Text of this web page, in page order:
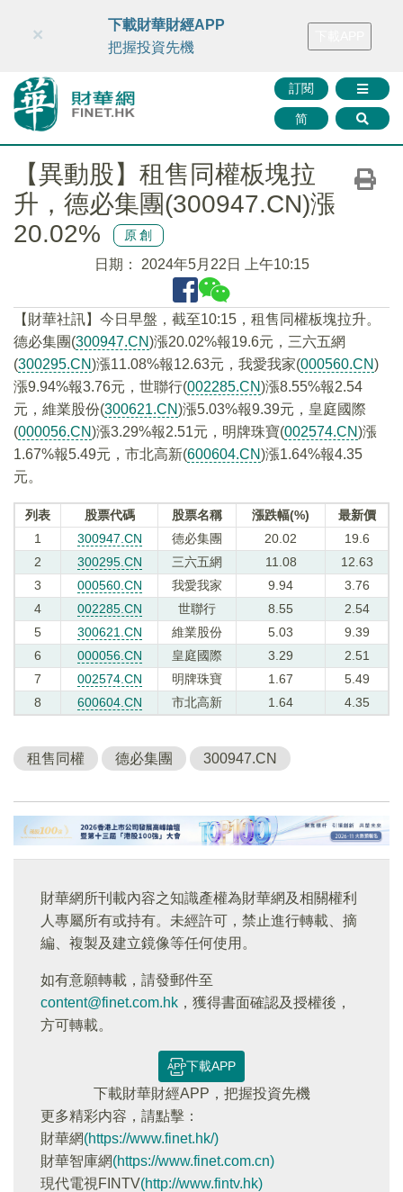
財華智庫網 FINTV FINMETA 財華證券 媒體矩陣
訂閱
简
×
下載財華財經APP
把握投資先機
【異動股】租售同權板塊拉
升，德必集團(300947.CN)漲
20.02%
原創
日期： 2024年5月22日 上午10:15
【財華社訊】今日早盤，截至10:15，租售同權板塊拉升。
德必集團(300947.CN)漲20.02%報19.6元，三六五網
(300295.CN)漲11.08%報12.63元，我愛我家(000560.CN)
漲9.94%報3.76元，世聯行(002285.CN)漲8.55%報2.54
元，維業股份(300621.CN)漲5.03%報9.39元，皇庭國際
(000056.CN)漲3.29%報2.51元，明牌珠寶(002574.CN)漲
1.67%報5.49元，市北高新(600604.CN)漲1.64%報4.35
元。
列表 股票代碼 股票名稱 漲跌幅(%)
最新價
1
300947.CN 德必集團 20.02
19.6
2
300295.CN 三六五網 11.08
12.63
3
000560.CN 我愛我家 9.94
3.76
4
002285.CN 世聯行 8.55
2.54
5
300621.CN 維業股份 5.03
9.39
6
000056.CN 皇庭國際 3.29
2.51
7
002574.CN 明牌珠寶 1.67
5.49
8
600604.CN 市北高新 1.64 4.35
租售同權 德必集團 300947.CN
財華網所刊載內容之知識產權為財華網及相關權利
人專屬所有或持有。未經許可，禁止進行轉載、摘
編、複製及建立鏡像等任何使用。
如有意願轉載，請發郵件至
content@finet.com.hk ，獲得書面確認及授權後，
方可轉載。
下載APP
下載財華財經APP，把握投資先機
更多精彩内容，請點擊：
財華網(https://www.finet.hk/)
財華智庫網(https://www.finet.com.cn)
現代電視FINTV(http://www.fintv.hk)